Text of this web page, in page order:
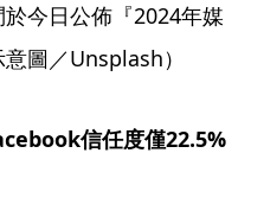
今日公佈『2024年媒
圖／Unsplash）
信任度僅22.5%